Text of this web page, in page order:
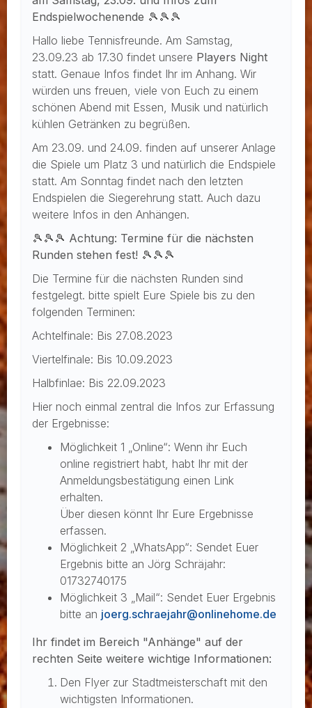
Endspielwochenende 🎾🎾🎾
Hallo liebe Tennisfreunde. Am Samstag,
23.09.23 ab 17.30 findet unsere Players Night
statt. Genaue Infos findet Ihr im Anhang. Wir
würden uns freuen, viele von Euch zu einem
schönen Abend mit Essen, Musik und natürlich
kühlen Getränken zu begrüßen.
Am 23.09. und 24.09. finden auf unserer Anlage
die Spiele um Platz 3 und natürlich die Endspiele
statt. Am Sonntag findet nach den letzten
Endspielen die Siegerehrung statt. Auch dazu
weitere Infos in den Anhängen.
🎾🎾🎾 Achtung: Termine für die nächsten
Runden stehen fest! 🎾🎾🎾
Die Termine für die nächsten Runden sind
festgelegt. bitte spielt Eure Spiele bis zu den
folgenden Terminen:
Achtelfinale: Bis 27.08.2023
Viertelfinale: Bis 10.09.2023
Halbfinlae: Bis 22.09.2023
Hier noch einmal zentral die Infos zur Erfassung
der Ergebnisse:
Möglichkeit 1 „Online“: Wenn ihr Euch
online registriert habt, habt Ihr mit der
Anmeldungsbestätigung einen Link
erhalten.
Über diesen könnt Ihr Eure Ergebnisse
erfassen.
Möglichkeit 2 „WhatsApp“: Sendet Euer
Ergebnis bitte an Jörg Schräjahr:
01732740175
Möglichkeit 3 „Mail“: Sendet Euer Ergebnis
bitte an joerg.schraejahr@onlinehome.de
Ihr findet im Bereich "Anhänge" auf der
rechten Seite weitere wichtige Informationen:
Den Flyer zur Stadtmeisterschaft mit den
wichtigsten Informationen.